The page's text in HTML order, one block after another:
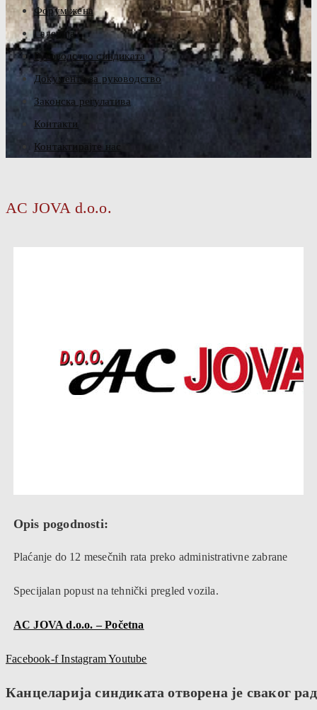
Форум жена
Галерија
Руководство синдиката
Документа за руководство
Законска регулатива
Контакти
Контактирајте нас
AC JOVA d.o.o.
Opis pogodnosti:
Plaćanje do 12 mesečnih rata preko administrativne zabrane
Specijalan popust na tehnički pregled vozila.
AC JOVA d.o.o. – Početna
Facebook-f InstagramYoutube
Канцеларија синдиката отворена је сваког